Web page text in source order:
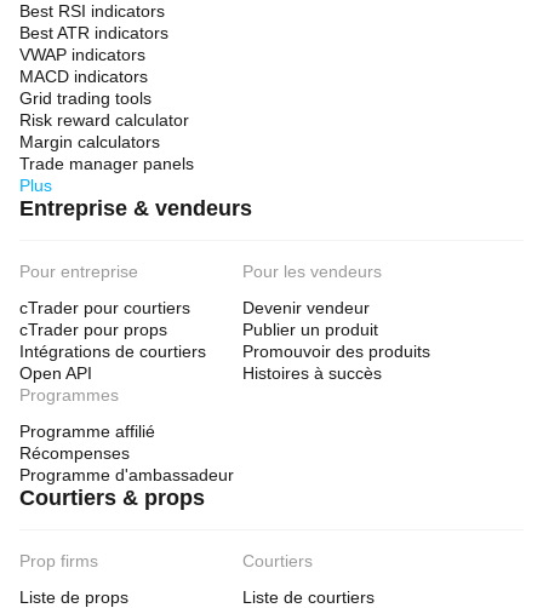
Best RSI indicators
Best ATR indicators
VWAP indicators
MACD indicators
Grid trading tools
Risk reward calculator
Margin calculators
Trade manager panels
Plus
Entreprise & vendeurs
Pour entreprise
cTrader pour courtiers
cTrader pour props
Intégrations de courtiers
Open API
Pour les vendeurs
Devenir vendeur
Publier un produit
Promouvoir des produits
Histoires à succès
Programmes
Programme affilié
Récompenses
Programme d'ambassadeur
Courtiers & props
Prop firms
Liste de props
Courtiers
Liste de courtiers